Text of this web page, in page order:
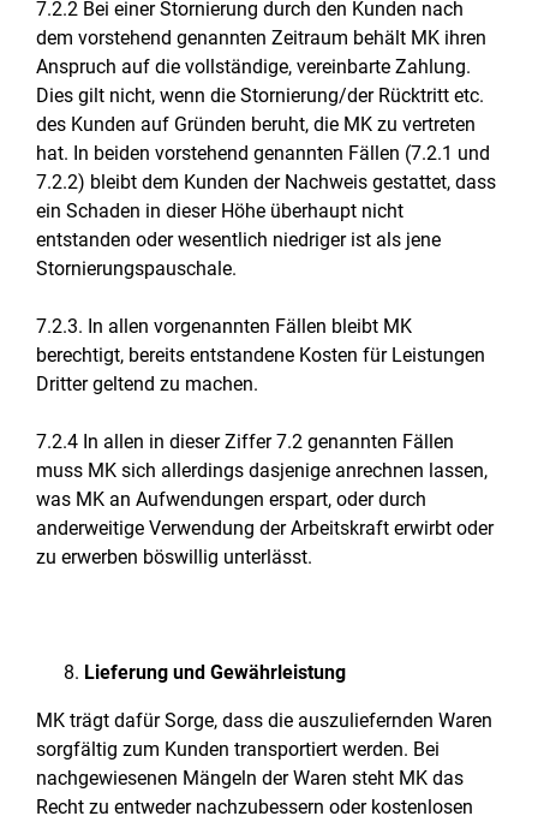
7.2.2 Bei einer Stornierung durch den Kunden nach
dem vorstehend genannten Zeitraum behält MK ihren
Anspruch auf die vollständige, vereinbarte Zahlung.
Dies gilt nicht, wenn die Stornierung/der Rücktritt etc.
des Kunden auf Gründen beruht, die MK zu vertreten
hat. In beiden vorstehend genannten Fällen (7.2.1 und
7.2.2) bleibt dem Kunden der Nachweis gestattet, dass
ein Schaden in dieser Höhe überhaupt nicht
entstanden oder wesentlich niedriger ist als jene
Stornierungspauschale.
7.2.3. In allen vorgenannten Fällen bleibt MK
berechtigt, bereits entstandene Kosten für Leistungen
Dritter geltend zu machen.
7.2.4 In allen in dieser Ziffer 7.2 genannten Fällen
muss MK sich allerdings dasjenige anrechnen lassen,
was MK an Aufwendungen erspart, oder durch
anderweitige Verwendung der Arbeitskraft erwirbt oder
zu erwerben böswillig unterlässt.
Lieferung und Gewährleistung
MK trägt dafür Sorge, dass die auszuliefernden Waren
sorgfältig zum Kunden transportiert werden. Bei
nachgewiesenen Mängeln der Waren steht MK das
Recht zu entweder nachzubessern oder kostenlosen